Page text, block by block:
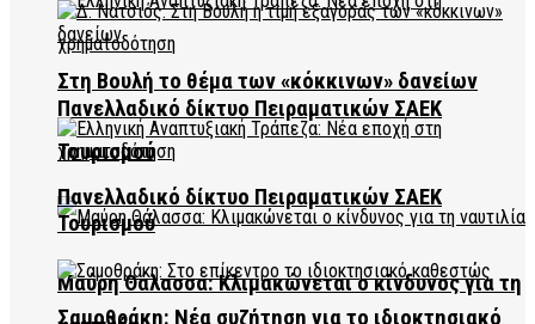
Πανελλαδικό δίκτυο Πειραματικών ΣΑΕΚ
Τουρισμού
Μαύρη Θάλασσα: Κλιμακώνεται ο κίνδυνος για τη
Στη Βουλή το θέμα των «κόκκινων» δανείων
Πανελλαδικό δίκτυο Πειραματικών ΣΑΕΚ
Τουρισμού
Σαμοθράκη: Νέα συζήτηση για το ιδιοκτησιακό